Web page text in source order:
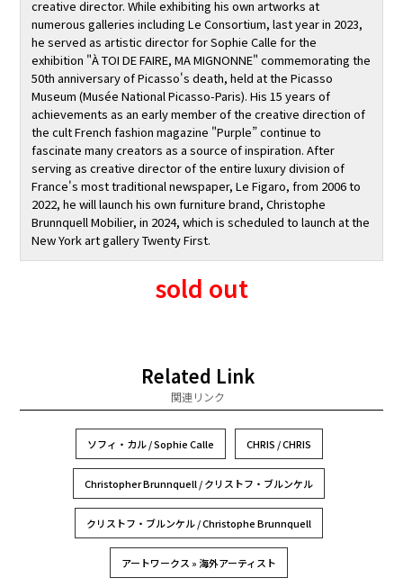
creative director. While exhibiting his own artworks at
numerous galleries including Le Consortium, last year in 2023,
he served as artistic director for Sophie Calle for the
exhibition "À TOI DE FAIRE, MA MIGNONNE" commemorating the
50th anniversary of Picasso's death, held at the Picasso
Museum (Musée National Picasso-Paris). His 15 years of
achievements as an early member of the creative direction of
the cult French fashion magazine "Purple” continue to
fascinate many creators as a source of inspiration. After
serving as creative director of the entire luxury division of
France's most traditional newspaper, Le Figaro, from 2006 to
2022, he will launch his own furniture brand, Christophe
Brunnquell Mobilier, in 2024, which is scheduled to launch at the
New York art gallery Twenty First.
sold out
Related Link
関連リンク
ソフィ・カル / Sophie Calle CHRIS / CHRIS
Christopher Brunnquell / クリストフ・ブルンケル
クリストフ・ブルンケル / Christophe Brunnquell
アートワークス » 海外アーティスト